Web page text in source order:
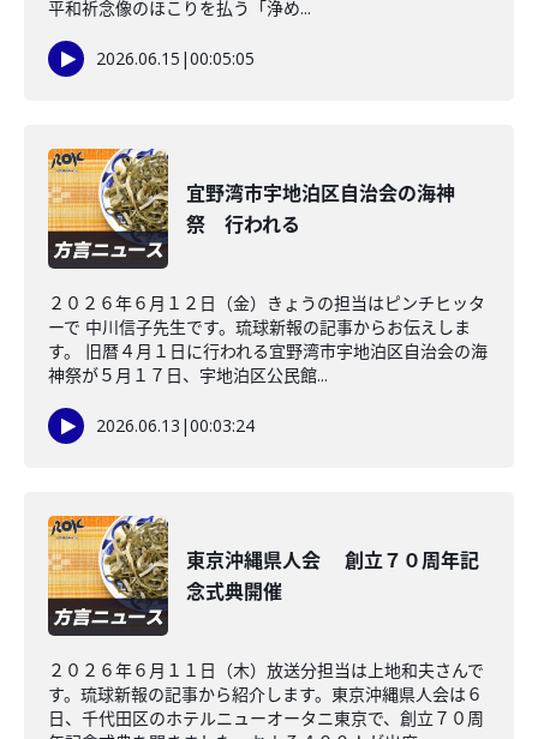
平和祈念像のほこりを払う「浄め...
2026.06.15 |00:05:05
宜野湾市宇地泊区自治会の海神
祭 行われる
２０２６年６月１２日（金）きょうの担当はピンチヒッタ
ーで 中川信子先生です。琉球新報の記事からお伝えしま
す。 旧暦４月１日に行われる宜野湾市宇地泊区自治会の海
神祭が５月１７日、宇地泊区公民館...
2026.06.13 |00:03:24
東京沖縄県人会 創立７０周年記
念式典開催
２０２６年６月１１日（木）放送分担当は上地和夫さんで
す。琉球新報の記事から紹介します。東京沖縄県人会は６
日、千代田区のホテルニューオータニ東京で、創立７０周